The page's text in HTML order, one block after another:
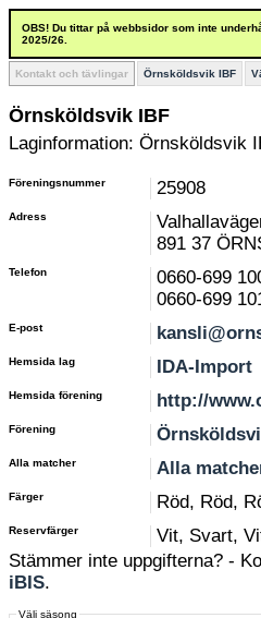
OBS! Du tittar på webbsidor som inte
2025/26.
Kontakt och tävlingar Örnsköldsvik IBF
Örnsköldsvik IBF
Laginformation: Örnsköldsvik
Föreningsnummer 25908
Adress
891 37
Telefon
0660-699
0660-699
E-post
Hemsida lag IDA-Import
Hemsida förening http://
Förening
Alla matcher Alla
Färger Röd, Röd,
Reservfärger
Vit, Svart,
Stämmer inte uppgifterna? -
iBIS.
Välj säsong